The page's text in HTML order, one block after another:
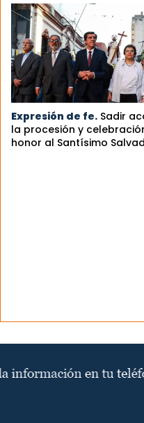
Expresión de fe. Sadir
la procesión y
honor al Santísimo